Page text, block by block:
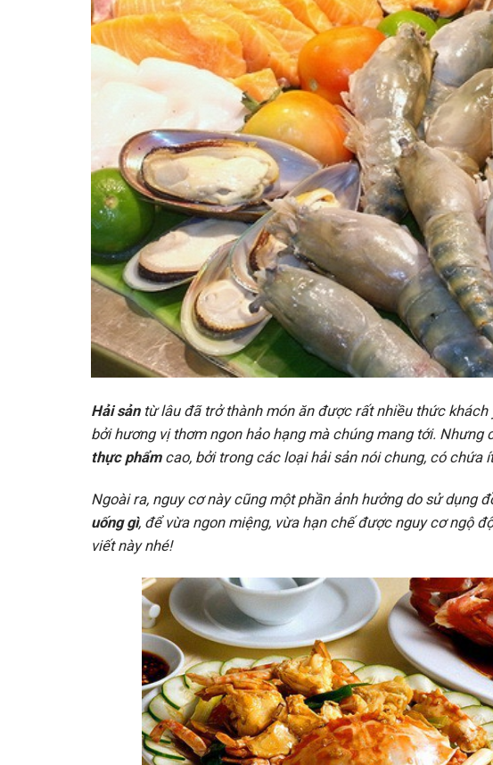
Hải sảntừ lâu đã trở thành món ăn được rất nhiều thức
bởi hương vị thơm ngon hảo hạng mà chúng mang tới.
thực phẩmcao, bởi trong các loại hải sản nói chung, có chứa
Ngoài ra, nguy cơ này cũng một phần ảnh hưởng do sử dụng
uống gì, để vừa ngon miệng, vừa hạn chế được nguy cơ ngộ
viết này nhé!